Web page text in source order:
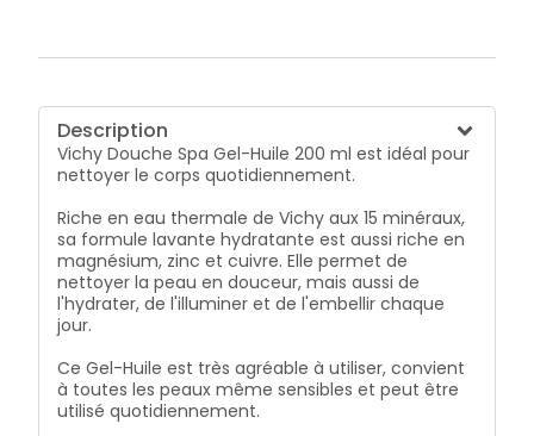
Description
Vichy Douche Spa Gel-Huile 200 ml est idéal pour
nettoyer le corps quotidiennement.
Riche en eau thermale de Vichy aux 15 minéraux,
sa formule lavante hydratante est aussi riche en
magnésium, zinc et cuivre. Elle permet de
nettoyer la peau en douceur, mais aussi de
l'hydrater, de l'illuminer et de l'embellir chaque
jour.
Ce Gel-Huile est très agréable à utiliser, convient
à toutes les peaux même sensibles et peut être
utilisé quotidiennement.